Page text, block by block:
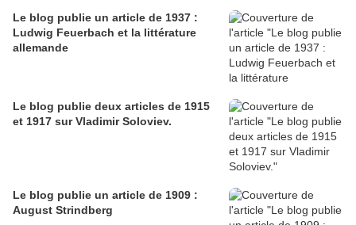
Le blog publie un article de 1937 :
Ludwig Feuerbach et la littérature
allemande
Le blog publie deux articles de 1915
et 1917 sur Vladimir Soloviev.
Le blog publie un article de 1909 :
August Strindberg